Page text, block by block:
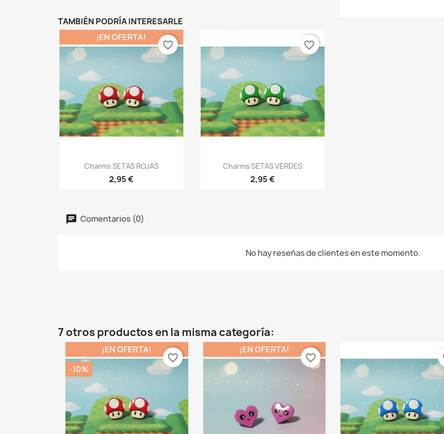
TAMBIÉN PODRÍA INTERESARLE
Vista rápida
Charms SETAS ROJAS
2,95 €
¡EN OFERTA!
favorite_border
Vista rápida
Charms SETAS VERDES
2,95 €
favorite_border
Comentarios (0)
No hay reseñas de clientes en este momento.
7 otros productos en la misma categoría:
¡EN OFERTA!
-10%
favorite_border
¡EN OFERTA!
favorite_border